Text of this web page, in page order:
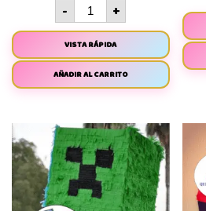
- +
VISTA RÁPIDA
AÑADIR AL CARRITO